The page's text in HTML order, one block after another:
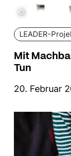
©
LEADER-
Mit
Tun
20. Februar